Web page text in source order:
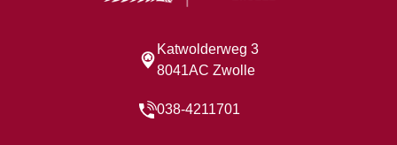
Katwolderweg 3
8041AC Zwolle
038-4211701